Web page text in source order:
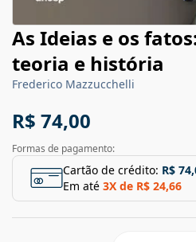
As Ideias e os
teoria e história
Frederico Mazzucchelli
R$ 74,00
Formas de pagamento:
Cartão de crédito: R$
Em até 3X de R$ 24,66